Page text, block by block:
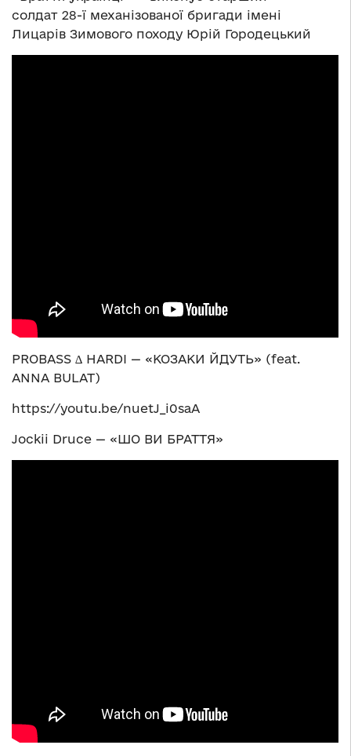
солдат 28-ї механізованої бригади імені
Лицарів Зимового походу Юрій Городецький
PROBASS ∆ HARDI — «КОЗАКИ ЙДУТЬ» (feat.
ANNA BULAT)
https://youtu.be/nuetJ_i0saA
Jockii Druce — «ШО ВИ БРАТТЯ»